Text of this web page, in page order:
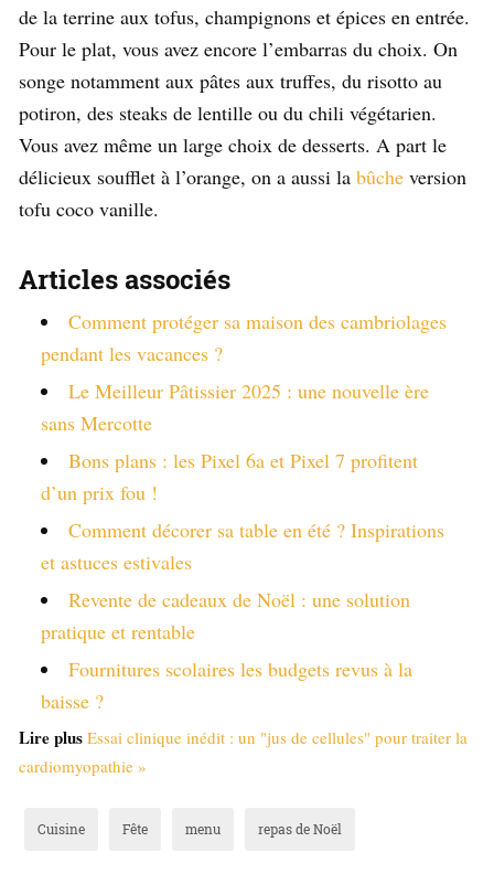
de la terrine aux tofus, champignons et épices en entrée.
Pour le plat, vous avez encore l’embarras du choix. On
songe notamment aux pâtes aux truffes, du risotto au
potiron, des steaks de lentille ou du chili végétarien.
Vous avez même un large choix de desserts. A part le
délicieux soufflet à l’orange, on a aussi la bûche version
tofu coco vanille.
Articles associés
Comment protéger sa maison des cambriolages
pendant les vacances ?
Le Meilleur Pâtissier 2025 : une nouvelle ère
sans Mercotte
Bons plans : les Pixel 6a et Pixel 7 profitent
d’un prix fou !
Comment décorer sa table en été ? Inspirations
et astuces estivales
Revente de cadeaux de Noël : une solution
pratique et rentable
Fournitures scolaires les budgets revus à la
baisse ?
Lire plus Essai clinique inédit : un "jus de cellules" pour traiter la
cardiomyopathie »
Cuisine Fête menu repas de Noël